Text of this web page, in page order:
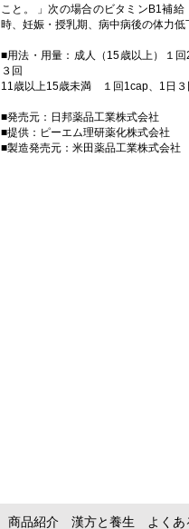
こと。 」次の場合のビタミンB1補給
時、妊娠・授乳期、病中病後の体力低
■用法・用量：成人（15歳以上）１
３回
11歳以上15歳未満 １回1cap、1日３
■発売元：日邦薬品工業株式会社
■提供：ピーエム理研薬化株式会社
■製造発売元：米田薬品工業株式会社
商品紹介 漢方と養生 よくあ